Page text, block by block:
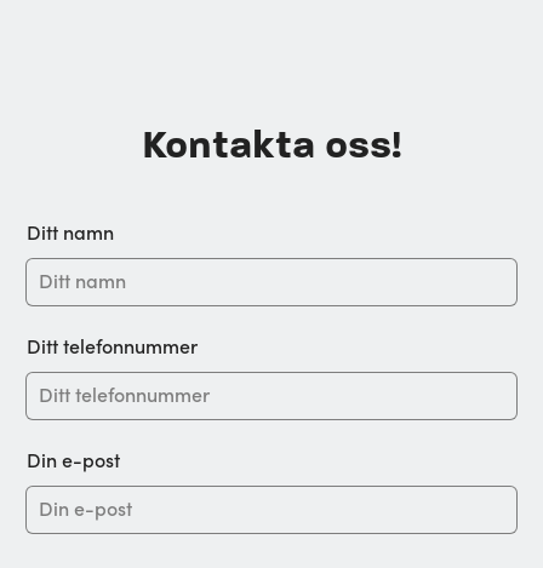
Kontakta oss!
Ditt namn
Ditt telefonnummer
Din e-post